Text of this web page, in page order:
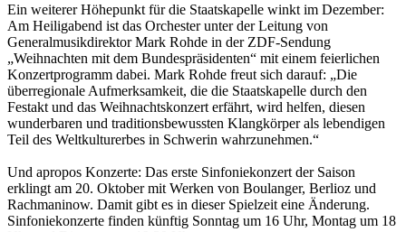
Ein weiterer Höhepunkt für die Staatskapelle winkt im Dezember:
Am Heiligabend ist das Orchester unter der Leitung von
Generalmusikdirektor Mark Rohde in der ZDF-Sendung
„Weihnachten mit dem Bundespräsidenten“ mit einem feierlichen
Konzertprogramm dabei. Mark Rohde freut sich darauf: „Die
überregionale Aufmerksamkeit, die die Staatskapelle durch den
Festakt und das Weihnachtskonzert erfährt, wird helfen, diesen
wunderbaren und traditionsbewussten Klangkörper als lebendigen
Teil des Weltkulturerbes in Schwerin wahrzunehmen.“
Und apropos Konzerte: Das erste Sinfoniekonzert der Saison
erklingt am 20. Oktober mit Werken von Boulanger, Berlioz und
Rachmaninow. Damit gibt es in dieser Spielzeit eine Änderung.
Sinfoniekonzerte finden künftig Sonntag um 16 Uhr, Montag um 18